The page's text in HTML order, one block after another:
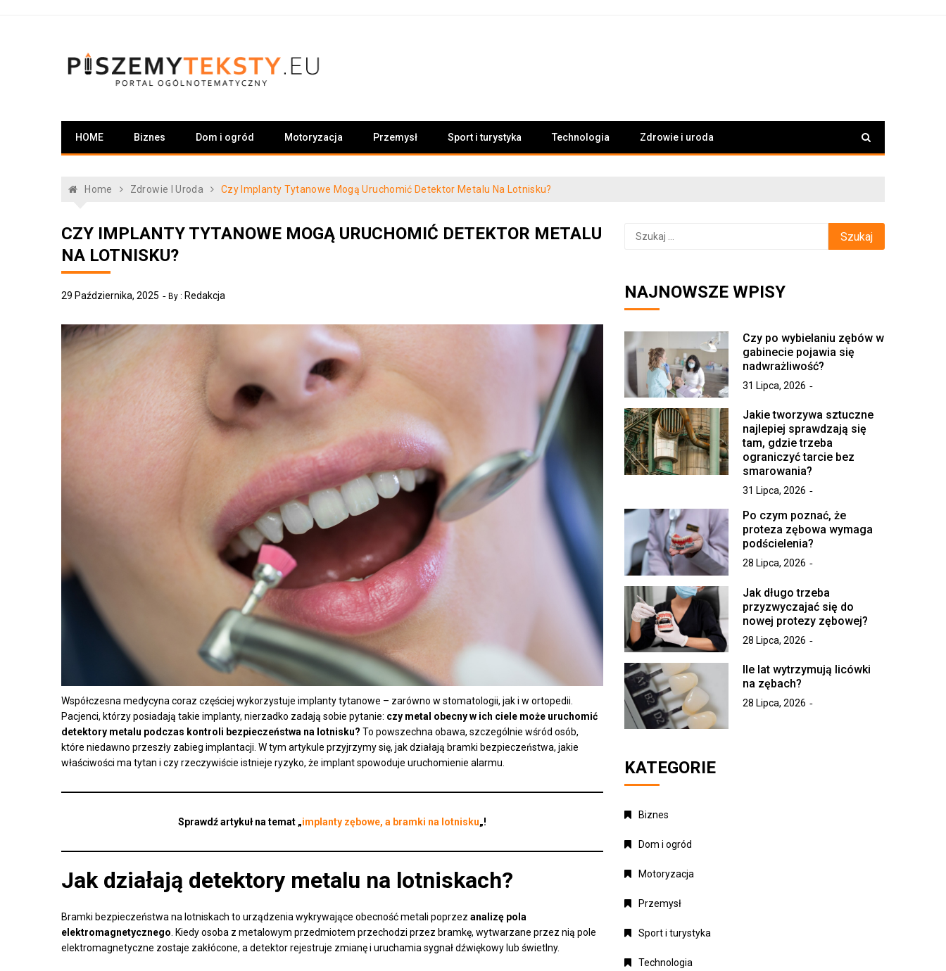
PiszemyTeksty.pl
HOME Biznes Dom i ogród Motoryzacja Przemysł Sport i turystyka Technologia Zdrowie i uroda
Home Zdrowie I Uroda Czy Implanty Tytanowe Mogą Uruchomić Detektor Metalu Na Lotnisku?
CZY IMPLANTY TYTANOWE MOGĄ URUCHOMIĆ DETEKTOR METALU
NA LOTNISKU?
29 Października, 2025 By : Redakcja
Współczesna medycyna coraz częściej wykorzystuje implanty tytanowe – zarówno w stomatologii, jak i w ortopedii.
Pacjenci, którzy posiadają takie implanty, nierzadko zadają sobie pytanie: czy metal obecny w ich ciele może uruchomić
detektory metalu podczas kontroli bezpieczeństwa na lotnisku? To powszechna obawa, szczególnie wśród osób,
które niedawno przeszły zabieg implantacji. W tym artykule przyjrzymy się, jak działają bramki bezpieczeństwa, jakie
właściwości ma tytan i czy rzeczywiście istnieje ryzyko, że implant spowoduje uruchomienie alarmu.
Sprawdź artykuł na temat „implanty zębowe, a bramki na lotnisku„!
Jak działają detektory metalu na lotniskach?
Bramki bezpieczeństwa na lotniskach to urządzenia wykrywające obecność metali poprzez analizę pola
elektromagnetycznego . Kiedy osoba z metalowym przedmiotem przechodzi przez bramkę, wytwarzane przez nią pole
elektromagnetyczne zostaje zakłócone, a detektor rejestruje zmianę i uruchamia sygnał dźwiękowy lub świetlny.
Szukaj:
NAJNOWSZE WPISY
Czy po wybielaniu zębów w
gabinecie pojawia się
nadwrażliwość?
31 Lipca, 2026
Jakie tworzywa sztuczne
najlepiej sprawdzają się
tam, gdzie trzeba
ograniczyć tarcie bez
smarowania?
31 Lipca, 2026
Po czym poznać, że
proteza zębowa wymaga
podścielenia?
28 Lipca, 2026
Jak długo trzeba
przyzwyczajać się do
nowej protezy zębowej?
28 Lipca, 2026
Ile lat wytrzymują licówki
na zębach?
28 Lipca, 2026
KATEGORIE
Biznes
Dom i ogród
Motoryzacja
Przemysł
Sport i turystyka
Technologia